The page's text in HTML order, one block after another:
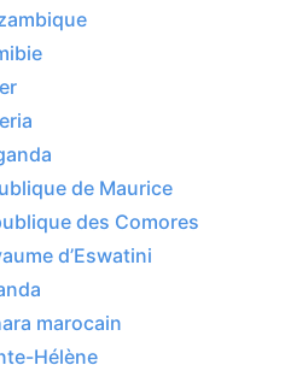
de Maurice
des Comores
d’Eswatini
marocain
Hélène